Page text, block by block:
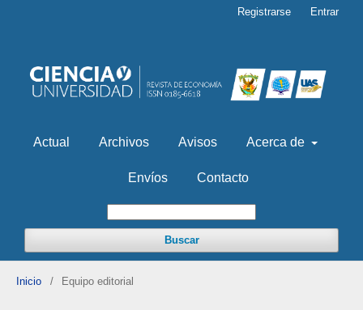
Actual Archivos Avisos Acerca de
Envíos Contacto
Buscar
Registrarse Entrar
Inicio / Equipo editorial